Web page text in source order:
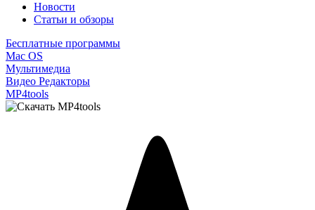
Новости
Статьи и обзоры
Бесплатные программы
Mac OS
Мультимедиа
Видео Редакторы
MP4tools